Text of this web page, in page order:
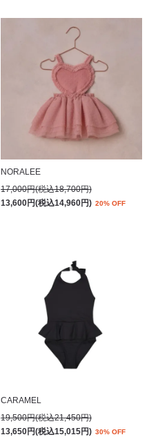
NORALEE
17,000円(税込18,700円)
13,600円(税込14,960円) 20% OFF
CARAMEL
19,500円(税込21,450円)
13,650円(税込15,015円) 30% OFF